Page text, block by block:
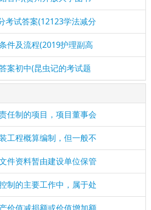
考试答案(12123学法减分
件及流程(2019护理副高
案初中(昆虫记的考试题
任制的项目，项目董事会
工程概算编制，但一般不
件资料暂由建设单位保管
制的主要工作中，属于处